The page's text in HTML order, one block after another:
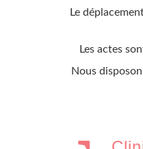
Le
Les actes
Nous